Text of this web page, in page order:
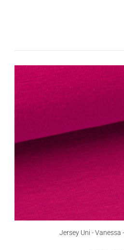
Jersey Uni - Vanessa